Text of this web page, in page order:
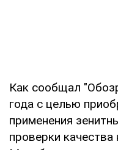
Как сообщал
года с целью
применения
проверки